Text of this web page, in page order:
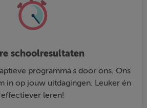
schoolresultaten
programma's door ons. Ons
in op jouw uitdagingen. Leuker én
effectiever leren!